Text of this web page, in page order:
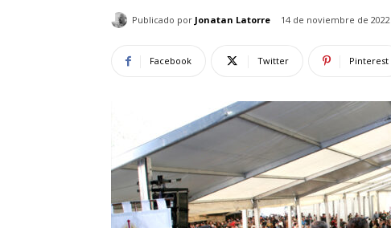
Publicado por Jonatan Latorre 14 de noviembre de 2022
Facebook Twitter Pinterest